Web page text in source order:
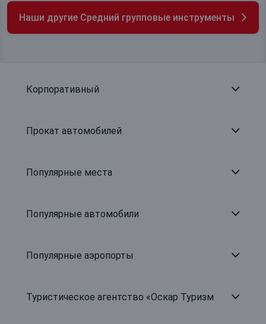
Наши другие Средний групповые инструменты
Корпоративный
Прокат автомобилей
Популярные места
Популярные автомобили
Популярные аэропорты
Туристическое агентство «Оскар Туризм